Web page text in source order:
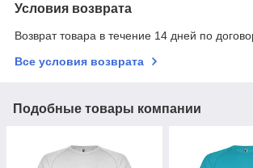
Условия возврата
Возврат товара в течение 14 дней по
Все условия возврата
Подобные товары компании